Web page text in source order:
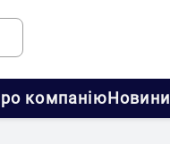
компаніюНовини